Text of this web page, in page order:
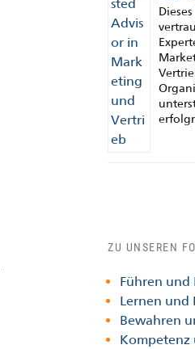
ZU UNSEREN
Führen und
Lernen und
Bewahren
Kompetenz